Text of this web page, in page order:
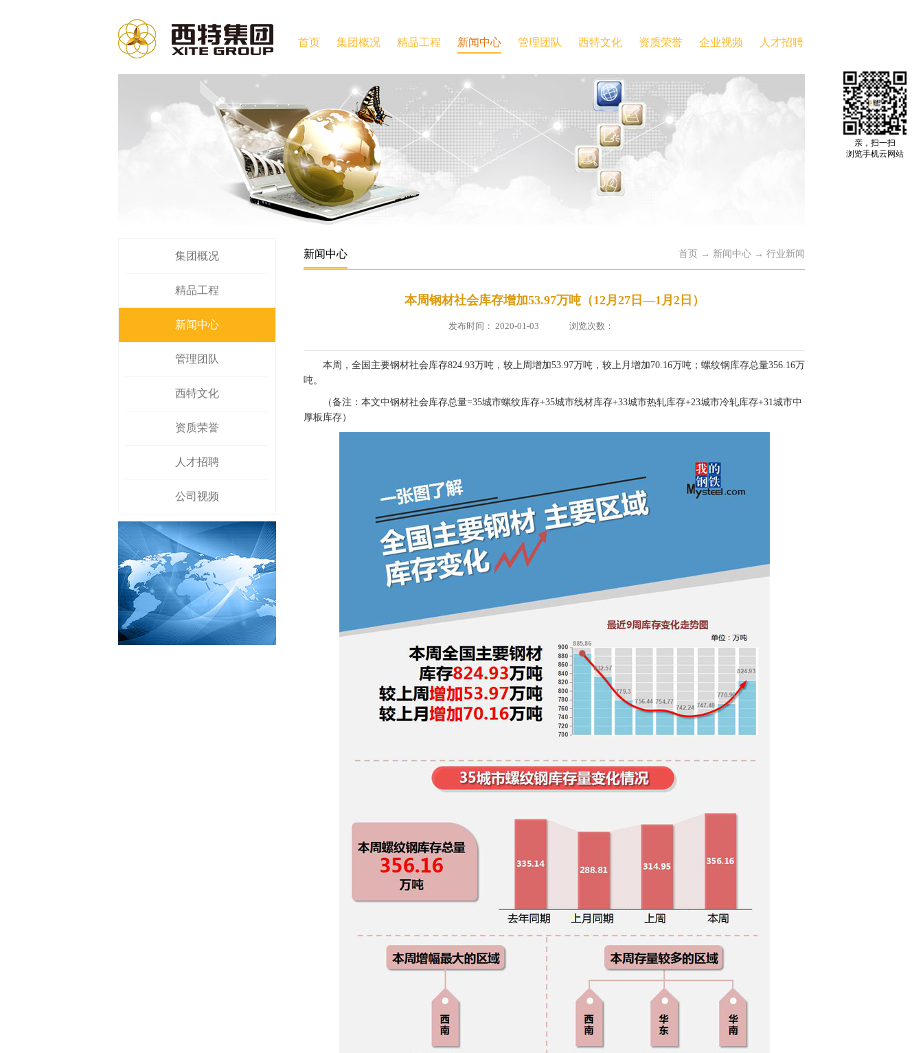
首页 集团概况 精品工程 新闻中心 管理团队 西特文化 资质荣誉 企业视频 人才招聘
集团概况
精品工程
新闻中心
管理团队
西特文化
资质荣誉
人才招聘
公司视频
新闻中心 首页 → 新闻中心 → 行业新闻
本周钢材社会库存增加53.97万吨（12月27日—1月2日）
发布时间： 2020-01-03 浏览次数：
本周，全国主要钢材社会库存824.93万吨，较上周增加53.97万吨，较上月增加70.16万吨；螺纹钢库存总量356.16万
吨。
（备注：本文中钢材社会库存总量=35城市螺纹库存+35城市线材库存+33城市热轧库存+23城市冷轧库存+31城市中
厚板库存）
亲，扫一扫
浏览手机云网站